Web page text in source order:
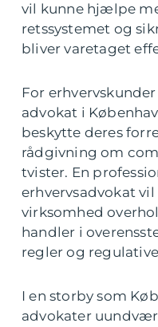
vil kunne hjælpe
retssystemet og
bliver varetaget
For
advokat i
beskytte deres
rådgivning om
tvister. En
erhvervsadvokat
virksomhed
handler i
regler og
I en storby som
advokater